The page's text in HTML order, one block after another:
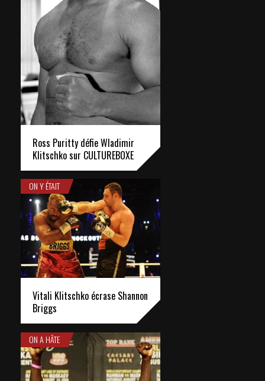
Ross Puritty défie Wladimir
Klitschko sur CULTUREBOXE
ON Y ÉTAIT
Vitali Klitschko écrase Shannon
Briggs
ON A HÂTE